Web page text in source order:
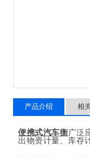
产品介绍 相
便携式汽车衡广泛
出物资计量、库存